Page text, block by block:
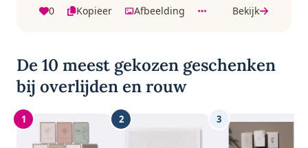
0 Kopieer Afbeelding Bekijk
De 10 meest gekozen geschenken
bij overlijden en rouw
1 2 3